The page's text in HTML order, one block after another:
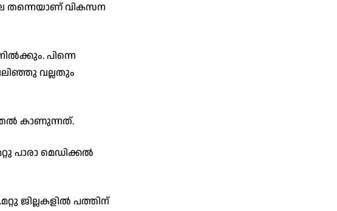
തന്നെയാണ് വികസന
പിന്നെ
വല്ലതും
കാണുന്നത്.
പാരാ മെഡിക്കൽ
ജില്ലകളിൽ പത്തിന്